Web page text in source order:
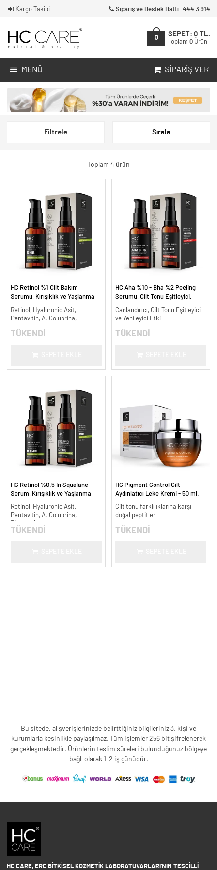
Kargo Takibi Sipariş ve Destek Hattı: 444 3 914
0
SEPET: 0 TL.
Toplam 0 Ürün
MENÜ SIPARIŞ VER
Filtrele Sırala
Toplam 4 ürün
HC Retinol %1 Cilt Bakım
Serumu, Kırışıklık ve Yaşlanma
Retinol, Hyaluronic Asit,
Pentavitin, A. Colubrina,
Bisabolol
TÜKENDİ
HC Aha %10 - Bha %2 Peeling
Serumu, Cilt Tonu Eşitleyici,
Canlandırıcı, Cilt Tonu Eşitleyici
ve Yenileyici Etki
TÜKENDİ
HC Retinol %0.5 In Squalane
Serum, Kırışıklık ve Yaşlanma
Retinol, Hyaluronic Asit,
Pentavitin, A. Colubrina,
TÜKENDİ
HC Pigment Control Cilt
Aydınlatıcı Leke Kremi - 50 ml.
Cilt tonu farklılıklarına karşı,
doğal peptitler
TÜKENDİ
Bu sitede, alışverişlerinizde belirttiğiniz bilgileriniz 3. kişi ve
kurumlarla kesinlikle paylaşılmaz. Tüm işlemler 256 bit şifrelenerek
gerçekleşmektedir. Ürünlerin teslim süreleri bulunduğunuz bölgeye
bağlı olarak 1-2 iş günüdür.
HC CARE, ERC BITKISEL KOZMETIK LABORATUVARLARI'NIN TESCILLI